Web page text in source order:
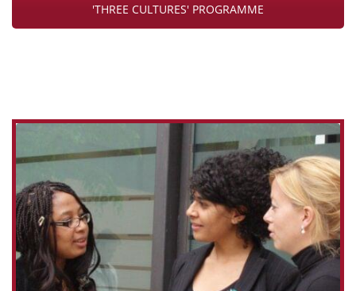
'THREE CULTURES' PROGRAMME